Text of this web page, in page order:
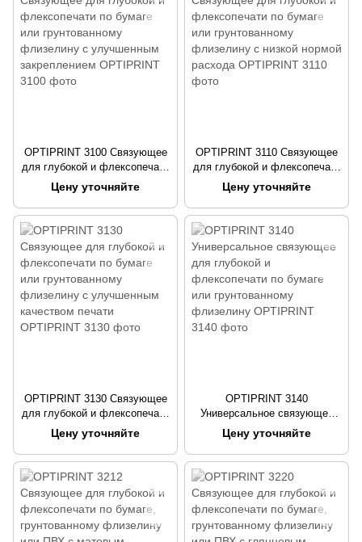
OPTIPRINT 3100 Связующее
для глубокой и флексопечати
по бумаге или грунтованному
флизелину с улучшенным
закреплением
Цену уточняйте
OPTIPRINT 3110 Связующее
для глубокой и флексопечати
по бумаге или грунтованному
флизелину с низкой нормой
расхода
Цену уточняйте
OPTIPRINT 3130 Связующее
для глубокой и флексопечати
по бумаге или грунтованному
флизелину с улучшенным
качеством печати
Цену уточняйте
OPTIPRINT 3140
Универсальное связующее
для глубокой и флексопечати
по бумаге или грунтованному
флизелину
Цену уточняйте